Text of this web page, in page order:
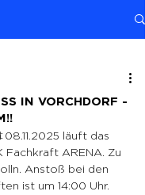
IN VORCHDORF -
läuft das
Fachkraft ARENA. Zu
Anstoß bei den
ist um 14:00 Uhr.